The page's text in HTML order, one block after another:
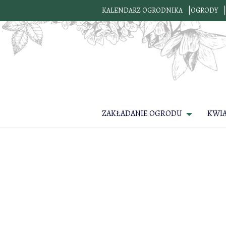
KALENDARZ OGRODNIKA OGRODY
ZAKŁADANIE OGRODU